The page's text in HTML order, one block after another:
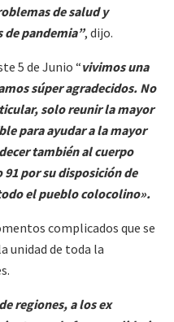
de salud y
de pandemia”, dijo.
5 de Junio “vivimos una
súper agradecidos. No
solo reunir la mayor
para ayudar a la mayor
también al cuerpo
por su disposición de
el pueblo colocolino».
complicados que se
unidad de toda la
regiones, a los ex